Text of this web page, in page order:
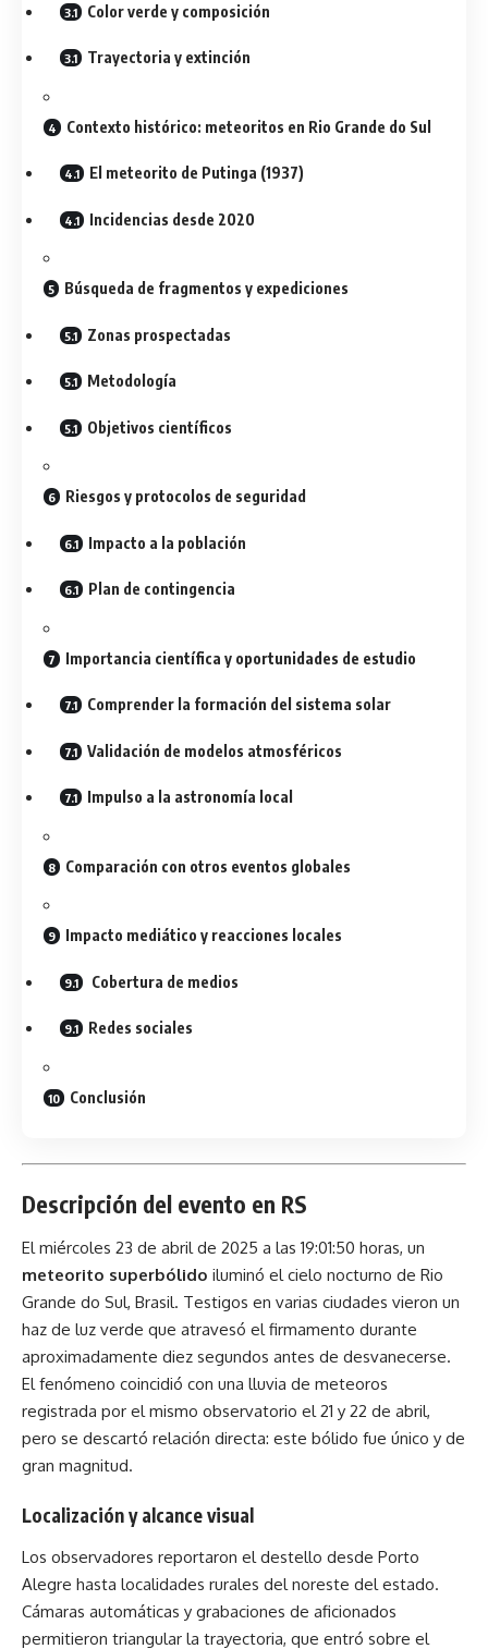
Color verde y composición
Trayectoria y extinción
Contexto histórico: meteoritos en Rio Grande do Sul
El meteorito de Putinga (1937)
Incidencias desde 2020
Búsqueda de fragmentos y expediciones
Zonas prospectadas
Metodología
Objetivos científicos
Riesgos y protocolos de seguridad
Impacto a la población
Plan de contingencia
Importancia científica y oportunidades de estudio
Comprender la formación del sistema solar
Validación de modelos atmosféricos
Impulso a la astronomía local
Comparación con otros eventos globales
Impacto mediático y reacciones locales
Cobertura de medios
Redes sociales
Conclusión
Descripción del evento en RS
El miércoles 23 de abril de 2025 a las 19:01:50 horas, un
meteorito superbólido iluminó el cielo nocturno de Rio
Grande do Sul, Brasil. Testigos en varias ciudades vieron un
haz de luz verde que atravesó el firmamento durante
aproximadamente diez segundos antes de desvanecerse.
El fenómeno coincidió con una lluvia de meteoros
registrada por el mismo observatorio el 21 y 22 de abril,
pero se descartó relación directa: este bólido fue único y de
gran magnitud.
Localización y alcance visual
Los observadores reportaron el destello desde Porto
Alegre hasta localidades rurales del noreste del estado.
Cámaras automáticas y grabaciones de aficionados
permitieron triangular la trayectoria, que entró sobre el